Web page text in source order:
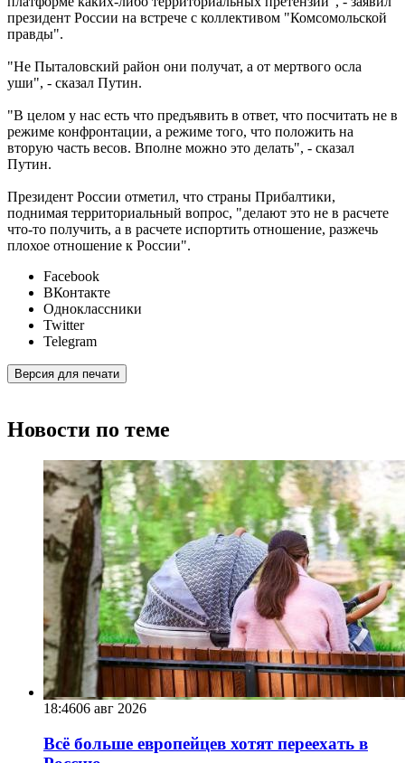
президент России на встрече с коллективом "Комсомольской
правды".
"Не Пыталовский район они получат, а от мертвого осла
уши", - сказал Путин.
"В целом у нас есть что предъявить в ответ, что посчитать не в
режиме конфронтации, а режиме того, что положить на
вторую часть весов. Вполне можно это делать", - сказал
Путин.
Президент России отметил, что страны Прибалтики,
поднимая территориальный вопрос, "делают это не в расчете
что-то получить, а в расчете испортить отношение, разжечь
плохое отношение к России".
Facebook
ВКонтакте
Одноклассники
Twitter
Telegram
Версия для печати
Новости по теме
18:4606 авг 2026
Всё больше европейцев хотят переехать в